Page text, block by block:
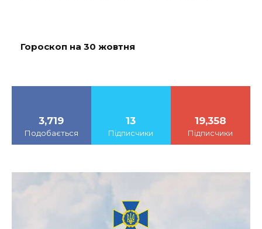
Гороскоп на 30 жовтня
3,719
Подобається
13
Підписчики
19,358
Підписчики